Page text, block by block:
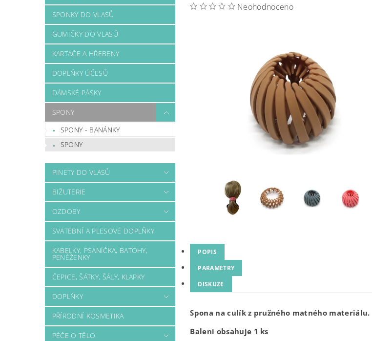
SPONKY DO VLASŮ
GUMIČKY DO VLASŮ
KARTÁČE A HŘEBENY
DOPLŇKY ÚČESŮ
DÁMSKÉ PÁSKY
SPONY
SPONY - BANÁNKY
SPONY
PINETY DO VLASŮ
BIŽUTERIE
OZDOBY
SVATEBNÍ A PLESOVÉ DOPLŇKY
KABELKY, PSANÍČKA, BATOHY,
PENĚŽENKY
ČEPICE, ŠÁTKY, ŠÁLY, KLAPKY
DOPLŇKY
PŘÍRODNÍ KOSMETIKA
PÉČE O TĚLO
Neohodnoceno
POPIS
PARAMETRY
DISKUZE
Spona na culík z pružného matného materiálu.
Balení obsahuje 1 ks